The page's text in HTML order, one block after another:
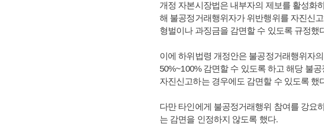
개정 자본시장법은 내부자의 제보를 활성화
해 불공정거래행위자가 위반행위를 자진신
형벌이나 과징금을 감면할 수 있도록 규정했
이에 하위법령 개정안은 불공정거래행위자
50%~100% 감면할 수 있도록 하고 해당 불
자진신고하는 경우에도 감면할 수 있도록 했
다만 타인에게 불공정거래행위 참여를 강요
는 감면을 인정하지 않도록 했다.